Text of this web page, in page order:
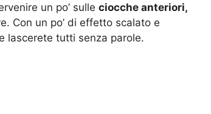
un po’ sulle ciocche anteriori,
Con un po’ di effetto scalato e
lascerete tutti senza parole.